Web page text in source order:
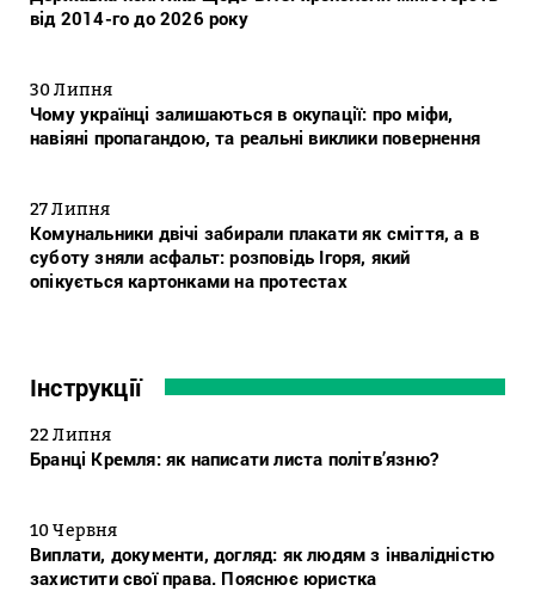
від 2014-го до 2026 року
30 Липня
Чому українці залишаються в окупації: про міфи,
навіяні пропагандою, та реальні виклики повернення
27 Липня
Комунальники двічі забирали плакати як сміття, а в
суботу зняли асфальт: розповідь Ігоря, який
опікується картонками на протестах
Інструкції
22 Липня
Бранці Кремля: як написати листа політв’язню?
10 Червня
Виплати, документи, догляд: як людям з інвалідністю
захистити свої права. Пояснює юристка